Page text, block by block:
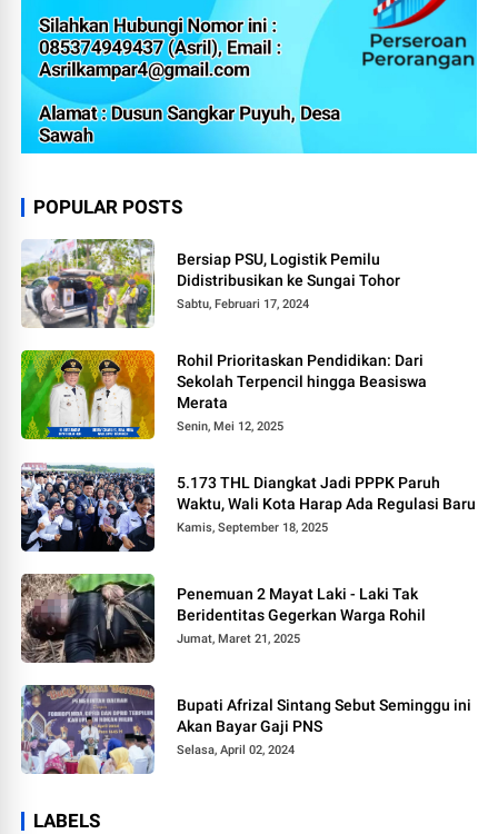
POPULAR POSTS
Bersiap PSU, Logistik Pemilu
Didistribusikan ke Sungai Tohor
Sabtu, Februari 17, 2024
Rohil Prioritaskan Pendidikan: Dari
Sekolah Terpencil hingga Beasiswa
Merata
Senin, Mei 12, 2025
5.173 THL Diangkat Jadi PPPK Paruh
Waktu, Wali Kota Harap Ada Regulasi Baru
Kamis, September 18, 2025
Penemuan 2 Mayat Laki - Laki Tak
Beridentitas Gegerkan Warga Rohil
Jumat, Maret 21, 2025
Bupati Afrizal Sintang Sebut Seminggu ini
Akan Bayar Gaji PNS
Selasa, April 02, 2024
LABELS